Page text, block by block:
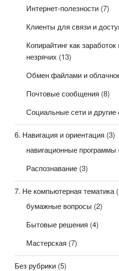
Интернет-полезности (7)
Клиенты для связи и
Копирайтинг как
незрячих (13)
Обмен файлами и
Почтовые сообщения (8)
Социальные сети и другие
6. Навигация и ориентация (3)
навигационные программы
Распознавание (3)
7. Не компьютерная тематика
бумажные вопросы (2)
Бытовые решения (4)
Мастерская (7)
Без рубрики (5)